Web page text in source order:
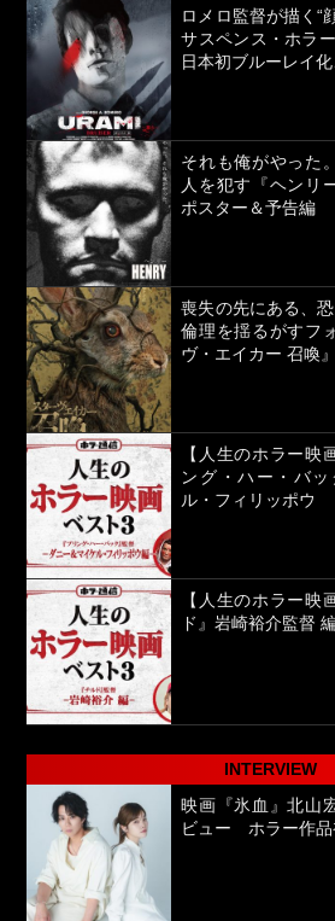
ロメロ監督が描く“
サスペンス・ホラ
日本初ブルーレイ
それも俺がやった
人を犯す『ヘンリ
ポスター＆予告編
喪失の先にある、
倫理を揺るがすフ
ヴ・エイカー 召喚
【人生のホラー
ング・ハー・バ
ル・フィリッポウ
【人生のホラー
ド』岩崎裕介監督
INTERVIEW
映画『氷血』北山
ビュー ホラー作品